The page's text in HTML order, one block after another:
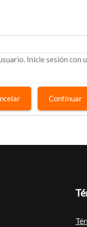
Inicie sesión con
Continuar